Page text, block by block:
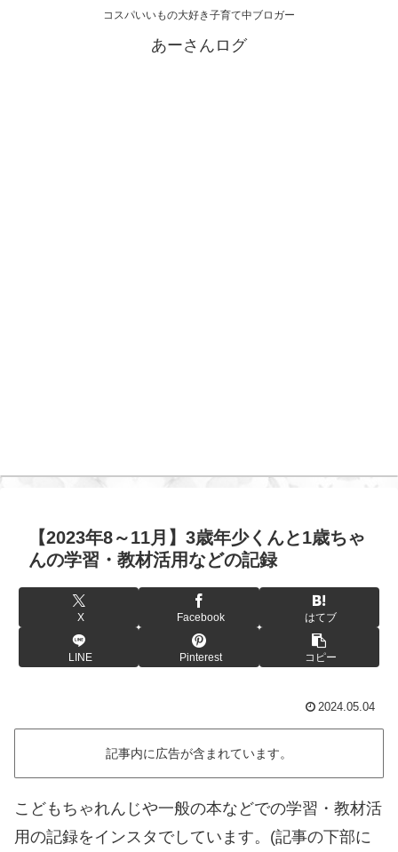
コスパいいもの大好き子育て中ブロガー
あーさんログ
【2023年8～11月】3歳年少くんと1歳ちゃ
んの学習・教材活用などの記録
X Facebook はてブ
LINE Pinterest コピー
2024.05.04
記事内に広告が含まれています。
こどもちゃれんじや一般の本などでの学習・教材活
用の記録をインスタでしています。(記事の下部に